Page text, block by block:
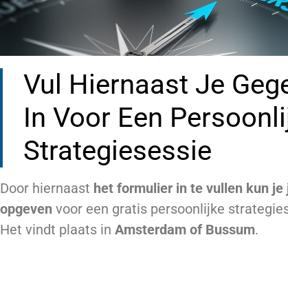
Vul Hiernaast Je
In Voor Een
Strategiesessie
Door hiernaast het formulier in te vullen kun je
opgeven voor een gratis persoonlijke
Het vindt plaats in Amsterdam of Bussum.